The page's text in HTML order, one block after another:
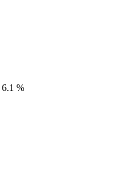
6.1 %